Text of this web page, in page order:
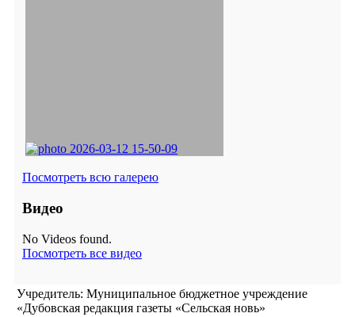
Посмотреть всю галерею
Видео
No Videos found.
Посмотреть все видео
Учредитель: Муниципальное бюджетное учреждение
«Дубовская редакция газеты «Сельская новь»